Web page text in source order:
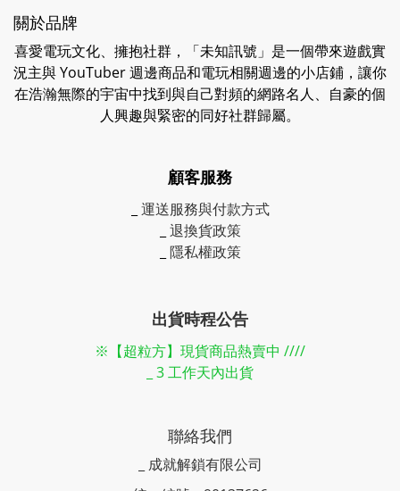
關於品牌
喜愛電玩文化、擁抱社群，「未知訊號」是一個帶來遊戲實
況主與 YouTuber 週邊商品和電玩相關週邊的小店鋪，讓你
在浩瀚無際的宇宙中找到與自己對頻的網路名人、自豪的個
人興趣與緊密的同好社群歸屬。
顧客服務
運送服務與付款方式
退換貨政策
隱私權政策
出貨時程公告
※【超粒方】現貨商品熱賣中 ////
_ 3 工作天內出貨
聯絡我們
_ 成就解鎖有限公司